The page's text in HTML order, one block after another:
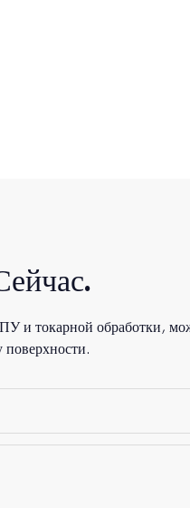
и токарной обработки,
поверхности.